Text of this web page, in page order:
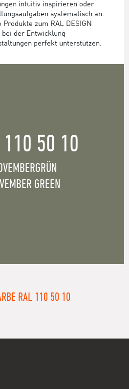
intuitiv inspirieren oder
systematisch an.
Produkte zum RAL DESIGN
bei der Entwicklung
perfekt unterstützen.
110 50 10
GREEN
RAL 110 50 10